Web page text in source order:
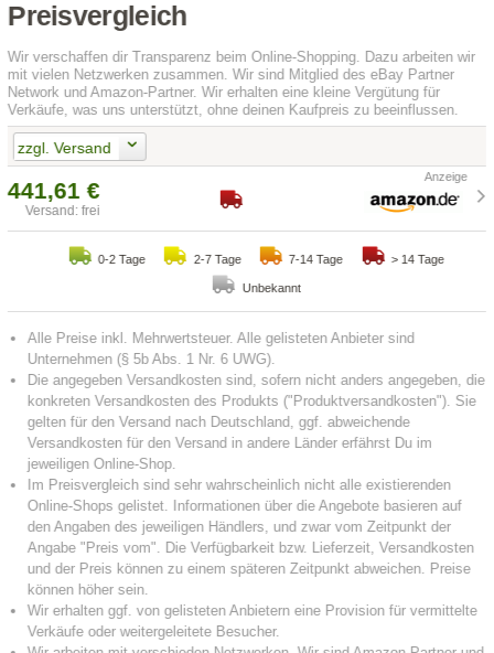
Preisvergleich
Wir verschaffen dir Transparenz beim Online-Shopping. Dazu arbeiten wir
mit vielen Netzwerken zusammen. Wir sind Mitglied des eBay Partner
Network und Amazon-Partner. Wir erhalten eine kleine Vergütung für
Verkäufe, was uns unterstützt, ohne deinen Kaufpreis zu beeinflussen.
zzgl. Versand
441,61 €
Versand: frei
0-2 Tage 2-7 Tage 7-14 Tage > 14 Tage
Unbekannt